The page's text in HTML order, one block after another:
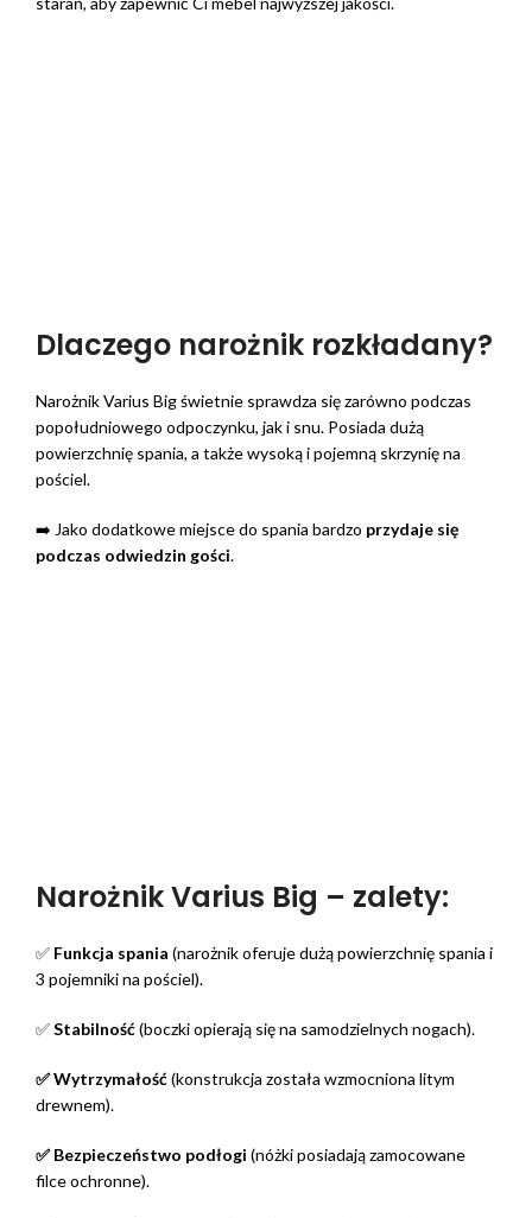
Dlaczego narożnik rozkładany?
Narożnik Varius Big świetnie sprawdza się zarówno podczas
popołudniowego odpoczynku, jak i snu. Posiada dużą
powierzchnię spania, a także wysoką i pojemną skrzynię na
pościel.
➡️ Jako dodatkowe miejsce do spania bardzo przydaje się
podczas odwiedzin gości.
Narożnik Varius Big – zalety:
✅ Funkcja spania (narożnik oferuje dużą powierzchnię spania i
3 pojemniki na pościel).
✅Stabilność(boczki opierają się na samodzielnych nogach).
✅ Wytrzymałość(konstrukcja została wzmocniona litym
drewnem).
✅ Bezpieczeństwo podłogi (nóżki posiadają zamocowane
filce ochronne).